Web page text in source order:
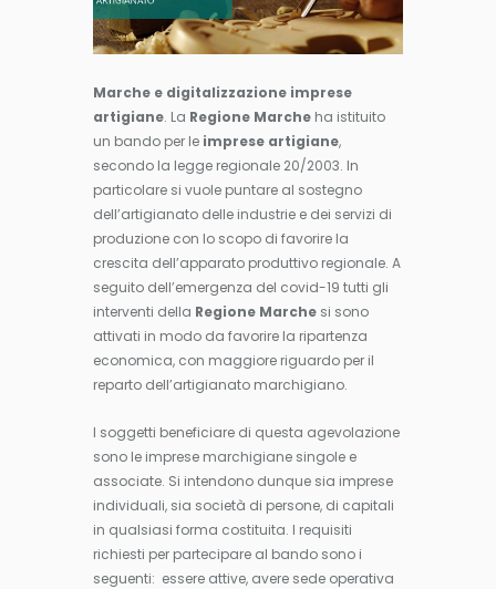
Marche e digitalizzazione imprese
artigiane. La Regione Marche ha istituito
un bando per le imprese artigiane,
secondo la legge regionale 20/2003. In
particolare si vuole puntare al sostegno
dell’artigianato delle industrie e dei servizi di
produzione con lo scopo di favorire la
crescita dell’apparato produttivo regionale. A
seguito dell’emergenza del covid-19 tutti gli
interventi della Regione Marche si sono
attivati in modo da favorire la ripartenza
economica, con maggiore riguardo per il
reparto dell’artigianato marchigiano.
I soggetti beneficiare di questa agevolazione
sono le imprese marchigiane singole e
associate. Si intendono dunque sia imprese
individuali, sia società di persone, di capitali
in qualsiasi forma costituita. I requisiti
richiesti per partecipare al bando sono i
seguenti: essere attive, avere sede operativa